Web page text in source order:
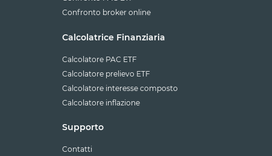
Confronto broker online
Calcolatrice Finanziaria
Calcolatore PAC ETF
Calcolatore prelievo ETF
Calcolatore interesse composto
Calcolatore inflazione
Supporto
Contatti